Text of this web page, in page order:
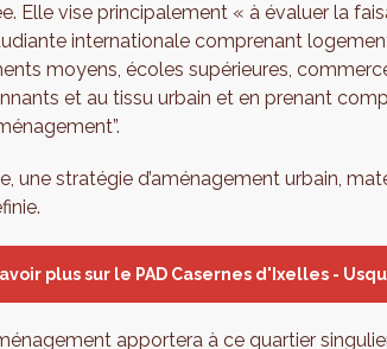
Elle vise principalement « à évaluer la
internationale comprenant
moyens, écoles supérieures,
et au tissu urbain et en prenant
une stratégie d’aménagement urbain,
plus sur le PAD Casernes d'Ixelles -
apportera à ce quartier